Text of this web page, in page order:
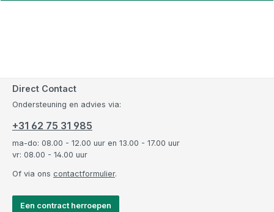
Direct Contact
Ondersteuning en advies via:
+31 62 75 31 985
ma-do: 08.00 - 12.00 uur en 13.00 - 17.00 uur
vr: 08.00 - 14.00 uur
Of via ons contactformulier.
Een contract herroepen